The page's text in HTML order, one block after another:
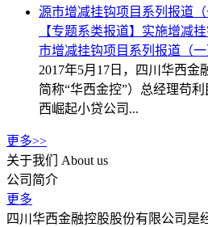
【专题系类报道】实施增减
市增减挂钩项目系列报道（一
2017年5月17日，四川华西
简称“华西金控”）总经理苟
西崛起小贷公司...
更多>>
关于我们
About us
公司简介
更多
四川华西金融控股股份有限公司是